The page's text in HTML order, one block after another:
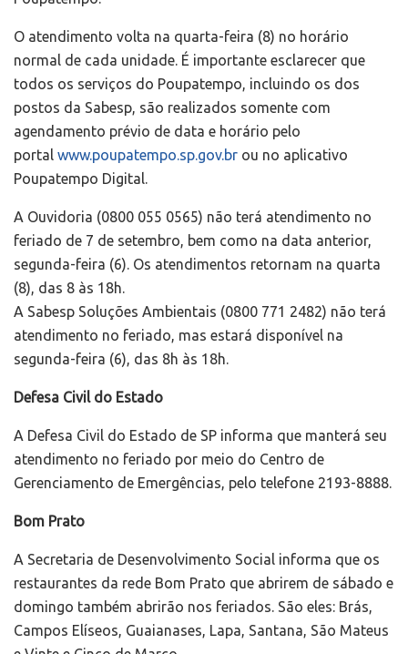
O atendimento volta na quarta-feira (8) no horário
normal de cada unidade. É importante esclarecer que
todos os serviços do Poupatempo, incluindo os dos
postos da Sabesp, são realizados somente com
agendamento prévio de data e horário pelo
portal www.poupatempo.sp.gov.br ou no aplicativo
Poupatempo Digital.
A Ouvidoria (0800 055 0565) não terá atendimento no
feriado de 7 de setembro, bem como na data anterior,
segunda-feira (6). Os atendimentos retornam na quarta
(8), das 8 às 18h.
A Sabesp Soluções Ambientais (0800 771 2482) não terá
atendimento no feriado, mas estará disponível na
segunda-feira (6), das 8h às 18h.
Defesa Civil do Estado
A Defesa Civil do Estado de SP informa que manterá seu
atendimento no feriado por meio do Centro de
Gerenciamento de Emergências, pelo telefone 2193-8888.
Bom Prato
A Secretaria de Desenvolvimento Social informa que os
restaurantes da rede Bom Prato que abrirem de sábado e
domingo também abrirão nos feriados. São eles: Brás,
Campos Elíseos, Guaianases, Lapa, Santana, São Mateus